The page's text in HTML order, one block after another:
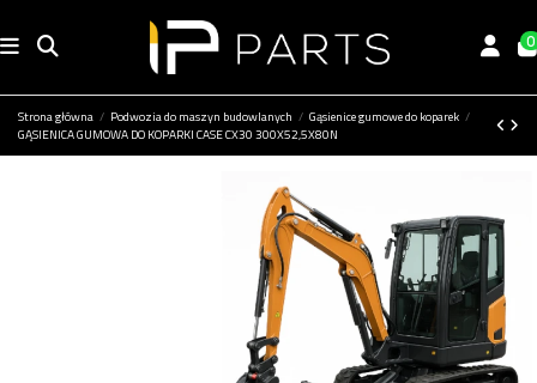
0
Strona główna Podwozia do maszyn budowlanych
Gąsienice gumowe do koparek
GĄSIENICA GUMOWA DO KOPARKI CASE CX30 300X52,5X80N